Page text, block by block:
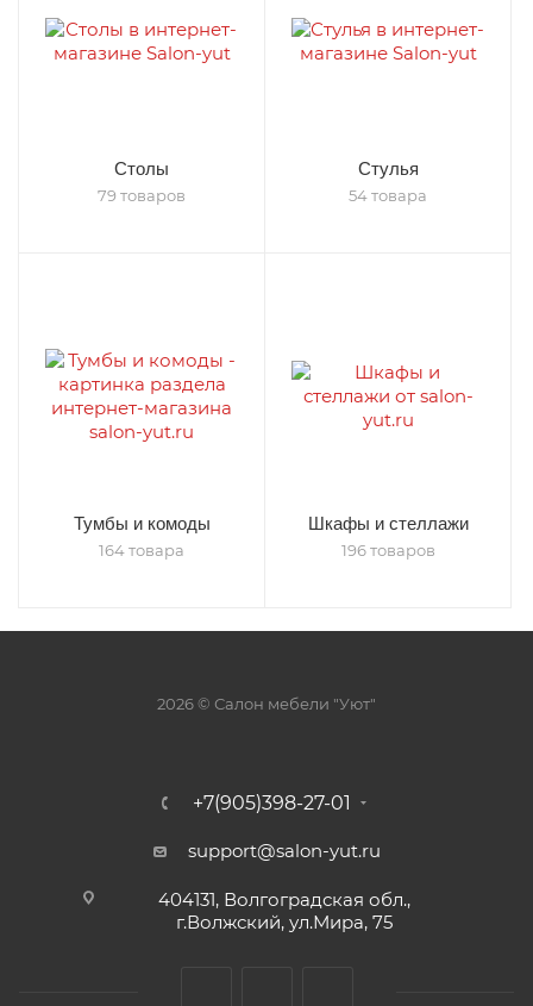
Столы
79 товаров
Стулья
54 товара
Тумбы и комоды
164 товара
Шкафы и стеллажи
196 товаров
2026 © Салон мебели "Уют"
+7(905)398-27-01
support@salon-yut.ru
404131, Волгоградская обл.,
г.Волжский, ул.Мира, 75